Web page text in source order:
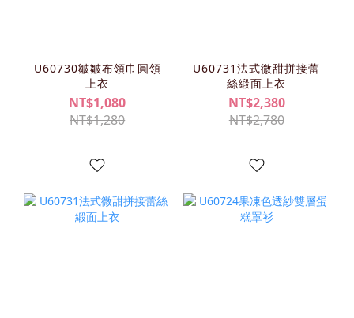
U60730皺皺布領巾圓領
上衣
NT$1,080
NT$1,280
U60731法式微甜拼接蕾
絲緞面上衣
NT$2,380
NT$2,780